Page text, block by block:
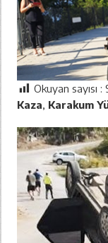
Okuyan sayısı :
Kaza, Karakum